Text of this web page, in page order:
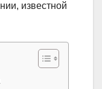
известной